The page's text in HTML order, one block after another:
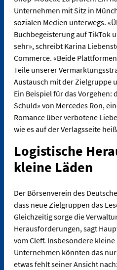
Unternehmen mit Sitz in
sozialen Medien unterwegs.
Buchbegeisterung auf TikTok
sehr», schreibt Karina
Commerce. «Beide
Teile unserer
Austausch mit der Zielgruppe
Ein Beispiel für das Vorgehen:
Schuld» von Mercedes Ron,
Romance über verbotene
wie es auf der Verlagsseite
Logistische
kleine Läden
Der Börsenverein des
dass neue Zielgruppen das
Gleichzeitig sorge die
Herausforderungen, sagt
vom Cleff. Insbesondere
Unternehmen könnten das
etwas fehlt seiner Ansicht